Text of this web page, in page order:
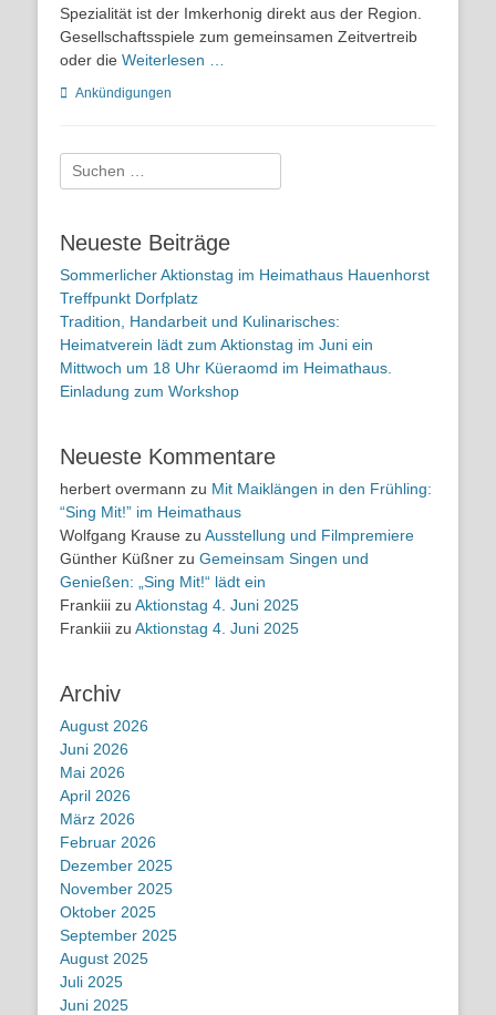
Spezialität ist der Imkerhonig direkt aus der Region.
Gesellschaftsspiele zum gemeinsamen Zeitvertreib
oder die Weiterlesen …
Kategorien
Ankündigungen
Suchen
nach:
Neueste Beiträge
Sommerlicher Aktionstag im Heimathaus Hauenhorst
Treffpunkt Dorfplatz
Tradition, Handarbeit und Kulinarisches:
Heimatverein lädt zum Aktionstag im Juni ein
Mittwoch um 18 Uhr Küeraomd im Heimathaus.
Einladung zum Workshop
Neueste Kommentare
herbert overmann zu Mit Maiklängen in den Frühling:
“Sing Mit!” im Heimathaus
Wolfgang Krause zu Ausstellung und Filmpremiere
Günther Küßner zu Gemeinsam Singen und
Genießen: „Sing Mit!“ lädt ein
Frankiii zu Aktionstag 4. Juni 2025
Frankiii zu Aktionstag 4. Juni 2025
Archiv
August 2026
Juni 2026
Mai 2026
April 2026
März 2026
Februar 2026
Dezember 2025
November 2025
Oktober 2025
September 2025
August 2025
Juli 2025
Juni 2025